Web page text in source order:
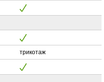
трикотаж